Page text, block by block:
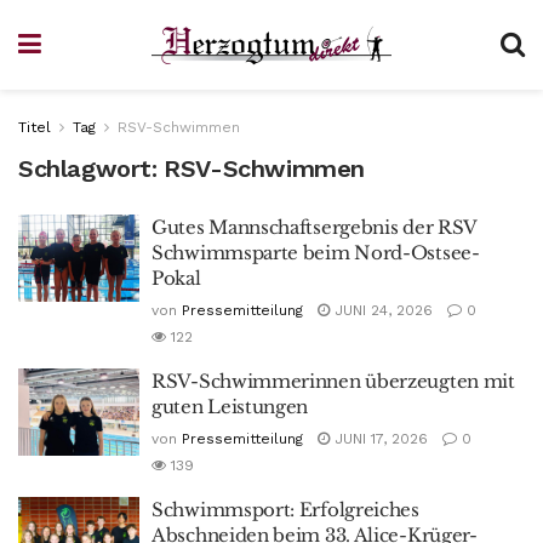
Titel Tag RSV-Schwimmen
Schlagwort: RSV-Schwimmen
Gutes Mannschaftsergebnis der RSV
Schwimmsparte beim Nord-Ostsee-
Pokal
von Pressemitteilung JUNI 24, 2026
0
122
RSV-Schwimmerinnen überzeugten mit
guten Leistungen
von Pressemitteilung JUNI 17, 2026
0
139
Schwimmsport: Erfolgreiches
Abschneiden beim 33. Alice-Krüger-